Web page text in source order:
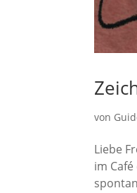
von
Liebe
im